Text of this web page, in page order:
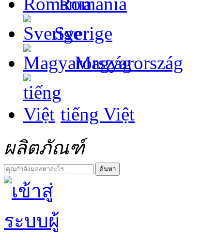
Sverige
Magyarország
tiếng Việt
ผลิตภัณฑ์
ค้นหา